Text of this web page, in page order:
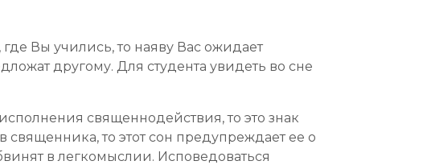
Вы учились, то наяву Вас ожидает
другому. Для студента увидеть во сне
священнодействия, то это знак
то этот сон предупреждает ее о
в легкомыслии. Исповедоваться